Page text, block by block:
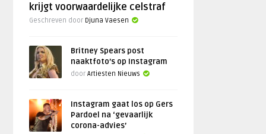
krijgt voorwaardelijke celstraf
Geschreven door Djuna Vaesen
Britney Spears post
naaktfoto’s op Instagram
doorArtiesten Nieuws
Instagram gaat los op Gers
Pardoel na ‘gevaarlijk
corona-advies’